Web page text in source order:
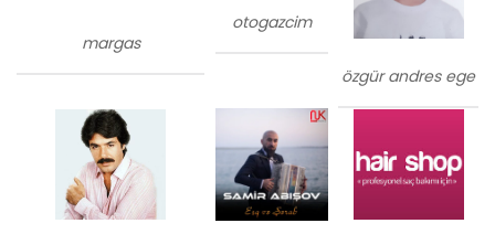
margas
otogazcim
özgür andres ege